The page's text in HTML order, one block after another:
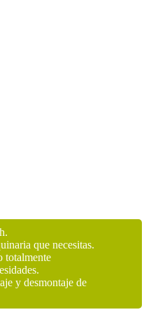
que necesitas.
totalmente
y desmontaje de